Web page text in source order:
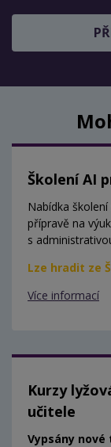
Školení AI
Nabídka
přípravě na
s
Lze hradit ze
Více informací
Kurzy
učitele
Vypsány